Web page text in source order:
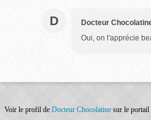
D Docteur
Oui, on l'apprécie
Voir le profil de Docteur Chocolatine sur le